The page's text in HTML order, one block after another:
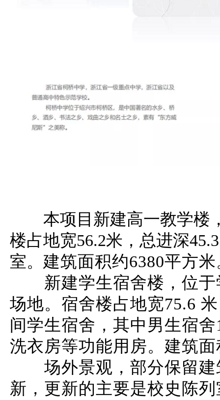
本项目 新建高一教学楼
楼占地宽56.2米，总进深
室。 建筑面积约6380平方米
新建学生宿舍楼，位于
场地。宿舍楼占地宽75.6
间学生宿舍，其中男生宿舍
洗衣房等功能用房。 建筑
场外景观，部分保留
新，更新的主要是校史陈